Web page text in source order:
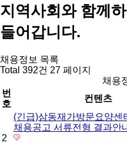
지역사회와 함께
들어갑니다.
채용정보 목록
Total 392건 27 페이지
채용
번
호
컨텐츠
2
(긴급)삼동재가방문요양센
채용공고 서류전형 결과안